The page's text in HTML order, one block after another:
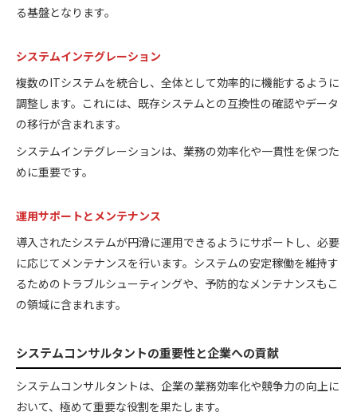
る基盤となります。
システムインテグレーション
複数のITシステムを統合し、全体として効率的に機能するように
調整します。これには、既存システムとの互換性の確認やデータ
の移行が含まれます。
システムインテグレーションは、業務の効率化や一貫性を保つた
めに重要です。
運用サポートとメンテナンス
導入されたシステムが円滑に運用できるようにサポートし、必要
に応じてメンテナンスを行います。システムの安定稼働を維持す
るためのトラブルシューティングや、予防的なメンテナンスもこ
の領域に含まれます。
システムコンサルタントの重要性と企業への貢献
システムコンサルタントは、企業の業務効率化や競争力の向上に
おいて、極めて重要な役割を果たします。